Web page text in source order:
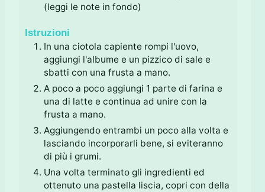
(leggi le note in fondo)
Istruzioni
In una ciotola capiente rompi l'uovo,
aggiungi l'albume e un pizzico di sale e
sbatti con una frusta a mano.
A poco a poco aggiungi 1 parte di farina e
una di latte e continua ad unire con la
frusta a mano.
Aggiungendo entrambi un poco alla volta e
lasciando incorporarli bene, si eviteranno
di più i grumi.
Una volta terminato gli ingredienti ed
ottenuto una pastella liscia, copri con della